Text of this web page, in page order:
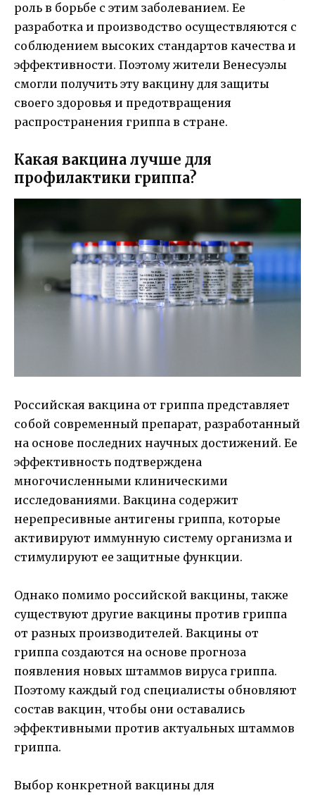
роль в борьбе с этим заболеванием. Ее
разработка и производство осуществляются с
соблюдением высоких стандартов качества и
эффективности. Поэтому жители Венесуэлы
смогли получить эту вакцину для защиты
своего здоровья и предотвращения
распространения гриппа в стране.
Какая вакцина лучше для
профилактики гриппа?
Российская вакцина от гриппа представляет
собой современный препарат, разработанный
на основе последних научных достижений. Ее
эффективность подтверждена
многочисленными клиническими
исследованиями. Вакцина содержит
нерепресивные антигены гриппа, которые
активируют иммунную систему организма и
стимулируют ее защитные функции.
Однако помимо российской вакцины, также
существуют другие вакцины против гриппа
от разных производителей. Вакцины от
гриппа создаются на основе прогноза
появления новых штаммов вируса гриппа.
Поэтому каждый год специалисты обновляют
состав вакцин, чтобы они оставались
эффективными против актуальных штаммов
гриппа.
Выбор конкретной вакцины для